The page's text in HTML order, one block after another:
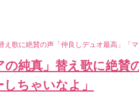
歌に絶賛の声「仲良しデュオ最高」「
純真」替え歌に絶賛
ちゃいなよ」